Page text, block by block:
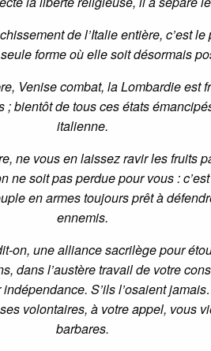
de l’Italie entière, c’est
forme où elle soit désormais
Venise combat, la Lombardie est
bientôt de tous ces états
italienne.
ne vous en laissez ravir les fruits
ne soit pas perdue pour vous :
en armes toujours prêt à
ennemis.
on, une alliance sacrilège pour
dans l’austère travail de votre
S’ils l’osaient
volontaires, à votre appel, vous
barbares.